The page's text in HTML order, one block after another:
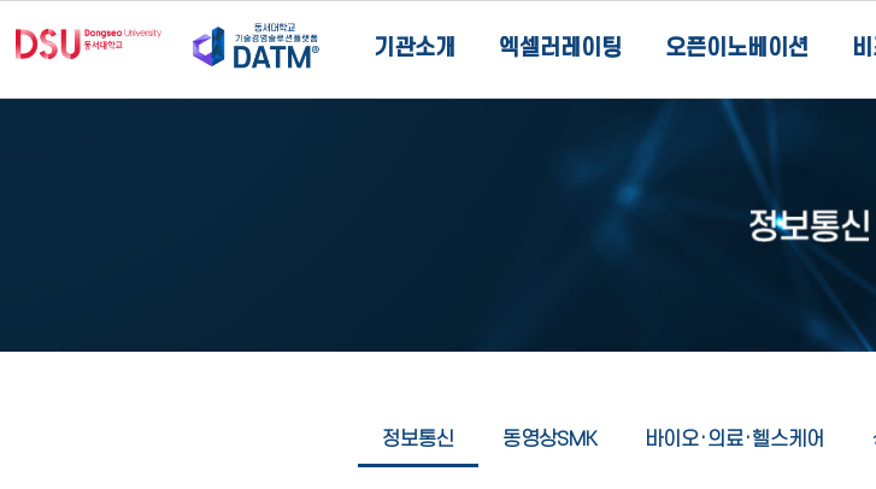
기관소개 엑셀러레이팅 오픈이노베이션
정보통신 동영상SMK 바이오·의료·헬스케어